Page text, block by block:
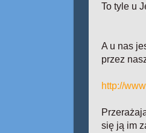
To tyle u
A u nas
przez
http://
się ją im